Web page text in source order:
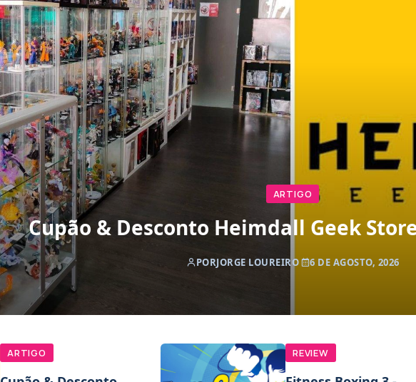
ARTIGO
Cupão & Desconto Heimdall Geek
PORJORGE LOUREIRO 6 DE AGOSTO, 2026
ARTIGO REVIEW